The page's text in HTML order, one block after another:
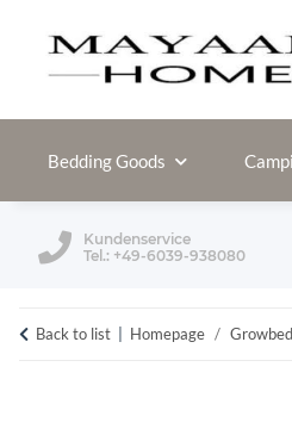
Bedding Goods
Kundenservice
Tel.: +49-6039-938080
Back to list Homepage